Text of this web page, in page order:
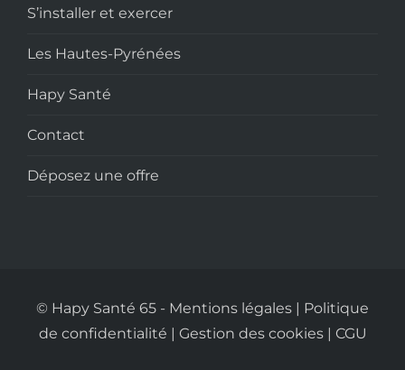
S’installer et exercer
Les Hautes-Pyrénées
Hapy Santé
Contact
Déposez une offre
© Hapy Santé 65 - Mentions légales | Politique
de confidentialité | Gestion des cookies| CGU